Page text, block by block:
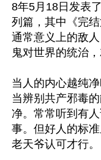
8年5月18日发表
列篇，其中《完
通常意义上的敌
鬼对世界的统治
当人的内心越纯
当辨别共产邪毒
净。常常听到有
事。但好人的标
老天爷认可才行。